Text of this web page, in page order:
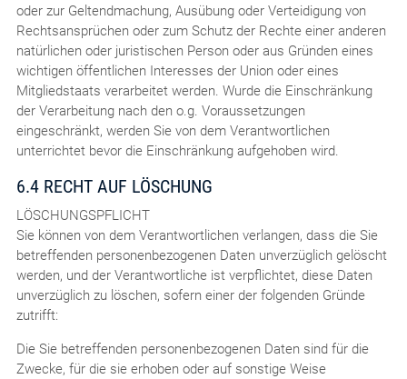
oder zur Geltendmachung, Ausübung oder Verteidigung von
Rechtsansprüchen oder zum Schutz der Rechte einer anderen
natürlichen oder juristischen Person oder aus Gründen eines
wichtigen öffentlichen Interesses der Union oder eines
Mitgliedstaats verarbeitet werden. Wurde die Einschränkung
der Verarbeitung nach den o.g. Voraussetzungen
eingeschränkt, werden Sie von dem Verantwortlichen
unterrichtet bevor die Einschränkung aufgehoben wird.
6.4 RECHT AUF LÖSCHUNG
LÖSCHUNGSPFLICHT
Sie können von dem Verantwortlichen verlangen, dass die Sie
betreffenden personenbezogenen Daten unverzüglich gelöscht
werden, und der Verantwortliche ist verpflichtet, diese Daten
unverzüglich zu löschen, sofern einer der folgenden Gründe
zutrifft:
Die Sie betreffenden personenbezogenen Daten sind für die
Zwecke, für die sie erhoben oder auf sonstige Weise